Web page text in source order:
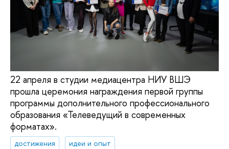
22 апреля в студии медиацентра НИУ ВШЭ
прошла церемония награждения первой группы
программы дополнительного профессионального
образования «Телеведущий в современных
форматах».
достижения
идеи и опыт